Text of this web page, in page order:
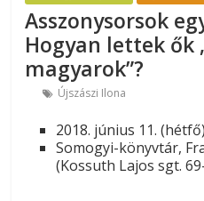
Asszonysorsok
Hogyan lettek ők
magyarok”?
Újszászi Ilona
2018. június 11.
Somogyi-könyvtár,
(Kossuth Lajos sgt.